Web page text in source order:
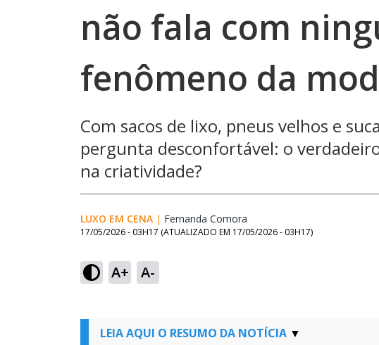
não fala com
fenômeno da
Com sacos de lixo, pneus velhos e
pergunta desconfortável: o
na criatividade?
LUXO EM CENA | Fernanda Comora
17/05/2026 - 03H17 (ATUALIZADO EM 17/05/2026 - 03H17)
A+ A-
LEIA AQUI O RESUMO DA NOTÍCIA